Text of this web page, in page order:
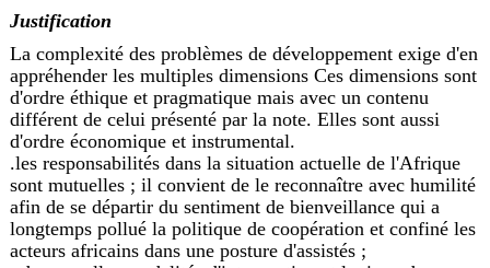
Justification
La complexité des problèmes de développement exige d'en
appréhender les multiples dimensions Ces dimensions sont
d'ordre éthique et pragmatique mais avec un contenu
différent de celui présenté par la note. Elles sont aussi
d'ordre économique et instrumental.
.les responsabilités dans la situation actuelle de l'Afrique
sont mutuelles ; il convient de le reconnaître avec humilité
afin de se départir du sentiment de bienveillance qui a
longtemps pollué la politique de coopération et confiné les
acteurs africains dans une posture d'assistés ;